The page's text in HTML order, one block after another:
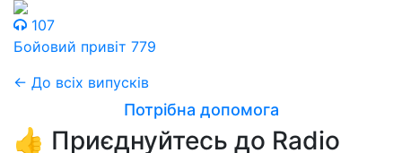
107
Бойовий привіт 779
← До всіх випусків
Потрібна допомога
👍 Приєднуйтесь до Radio